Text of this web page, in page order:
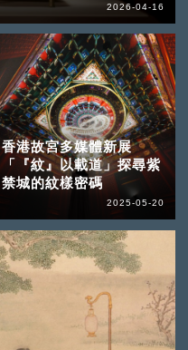
2026-04-16
香港故宮多媒體新展
「『紋』以載道」探尋紫
禁城的紋樣密碼
2025-05-20